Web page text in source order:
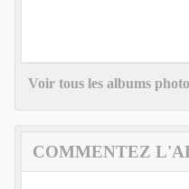
Voir tous les albums
COMMENTEZ